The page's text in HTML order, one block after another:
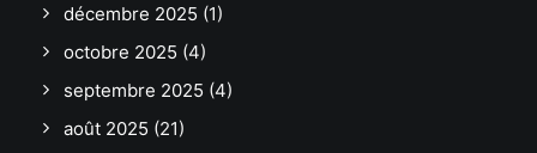
décembre 2025 (1)
octobre 2025 (4)
septembre 2025 (4)
août 2025 (21)